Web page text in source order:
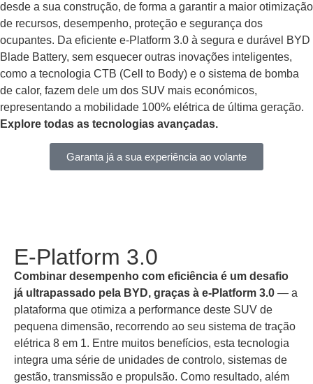
desde a sua construção, de forma a garantir a maior otimização
de recursos, desempenho, proteção e segurança dos
ocupantes. Da eficiente e‑Platform 3.0 à segura e durável BYD
Blade Battery, sem esquecer outras inovações inteligentes,
como a tecnologia CTB (Cell to Body) e o sistema de bomba
de calor, fazem dele um dos SUV mais económicos,
representando a mobilidade 100% elétrica de última geração.
Explore todas as tecnologias avançadas.
Garanta já a sua experiência ao volante
E‑Platform 3.0
Combinar desempenho com eficiência é um desafio
já ultrapassado pela BYD, graças à e‑Platform 3.0 — a
plataforma que otimiza a performance deste SUV de
pequena dimensão, recorrendo ao seu sistema de tração
elétrica 8 em 1. Entre muitos benefícios, esta tecnologia
integra uma série de unidades de controlo, sistemas de
gestão, transmissão e propulsão. Como resultado, além